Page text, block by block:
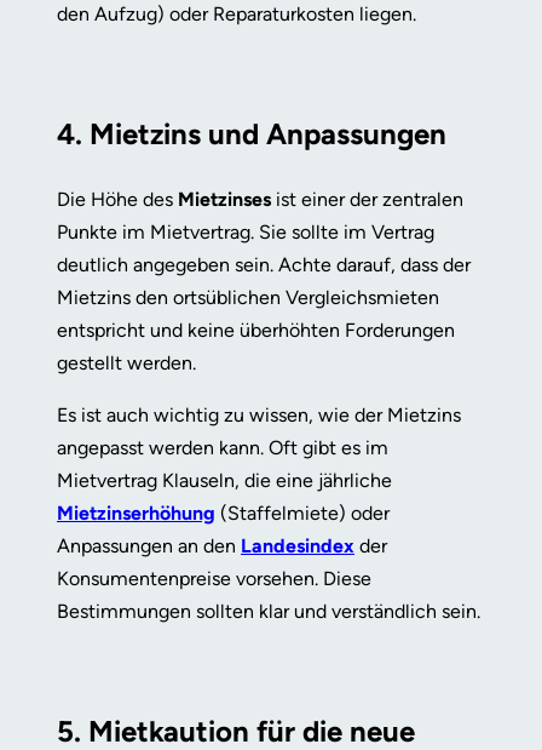
den Aufzug) oder Reparaturkosten liegen.
4. Mietzins und Anpassungen
Die Höhe des Mietzinses ist einer der zentralen
Punkte im Mietvertrag. Sie sollte im Vertrag
deutlich angegeben sein. Achte darauf, dass der
Mietzins den ortsüblichen Vergleichsmieten
entspricht und keine überhöhten Forderungen
gestellt werden.
Es ist auch wichtig zu wissen, wie der Mietzins
angepasst werden kann. Oft gibt es im
Mietvertrag Klauseln, die eine jährliche
Mietzinserhöhung (Staffelmiete) oder
Anpassungen an den Landesindex der
Konsumentenpreise vorsehen. Diese
Bestimmungen sollten klar und verständlich sein.
5. Mietkaution für die neue